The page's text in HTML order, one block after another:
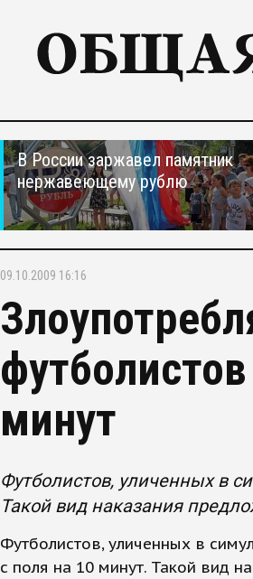
В России заржавел памятник
нержавеющему рублю
09.10.2009 16:16
минут
Футболистов, уличенных в
Такой вид наказания
Футболистов, уличенных в
с поля на 10 минут. Такой вид